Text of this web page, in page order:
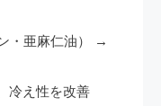
・亜麻仁油） →
冷え性を改善